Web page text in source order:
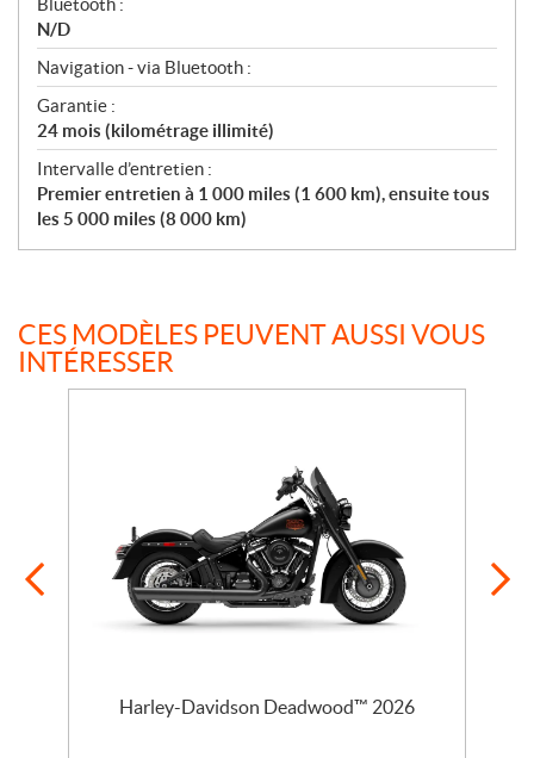
Bluetooth :
N/D
Navigation - via Bluetooth :
Garantie :
24 mois (kilométrage illimité)
Intervalle d’entretien :
Premier entretien à 1 000 miles (1 600 km), ensuite tous
les 5 000 miles (8 000 km)
CES MODÈLES PEUVENT AUSSI VOUS
INTÉRESSER
Harley-Davidson Deadwood™ 2026